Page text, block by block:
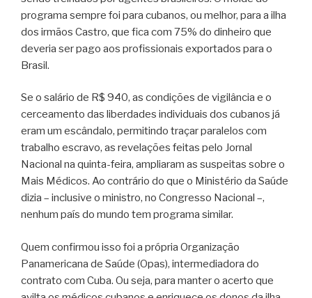
programa sempre foi para cubanos, ou melhor, para a ilha
dos irmãos Castro, que fica com 75% do dinheiro que
deveria ser pago aos profissionais exportados para o
Brasil.
Se o salário de R$ 940, as condições de vigilância e o
cerceamento das liberdades individuais dos cubanos já
eram um escândalo, permitindo traçar paralelos com
trabalho escravo, as revelações feitas pelo Jornal
Nacional na quinta-feira, ampliaram as suspeitas sobre o
Mais Médicos. Ao contrário do que o Ministério da Saúde
dizia – inclusive o ministro, no Congresso Nacional –,
nenhum país do mundo tem programa similar.
Quem confirmou isso foi a própria Organização
Panamericana de Saúde (Opas), intermediadora do
contrato com Cuba. Ou seja, para manter o acerto que